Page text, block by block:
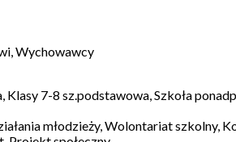
Wychowawcy
Klasy 7-8 sz.podstawowa, Szkoła
młodzieży, Wolontariat szkolny,